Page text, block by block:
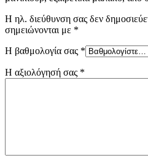
Η ηλ. διεύθυνση σας δεν
σημειώνονται με *
Η βαθμολογία σας *
Η αξιολόγησή σας *